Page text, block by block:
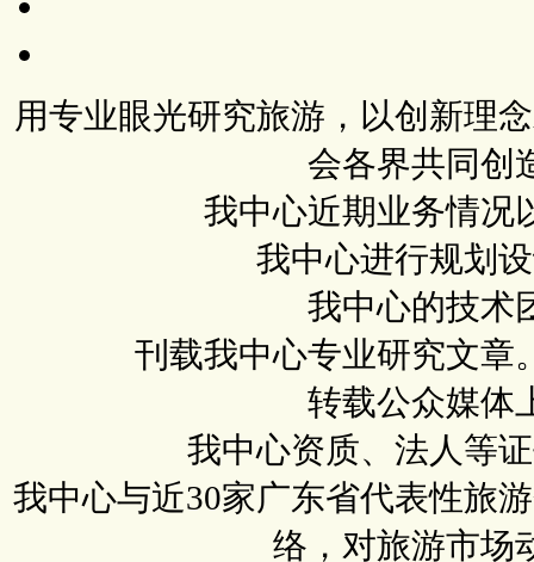
用专业眼光研究旅游，以创新理
会各界共同创
我中心近期业务情况
我中心进行规划
我中心的技术
刊载我中心专业研究文章
转载公众媒体
我中心资质、法人等
我中心与近30家广东省代表性旅
络，对旅游市场